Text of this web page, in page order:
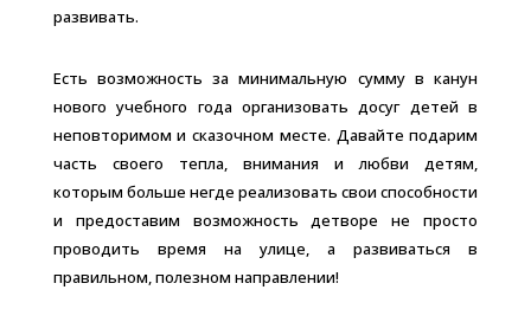
развивать.
Есть возможность за минимальную сумму в канун
нового учебного года организовать досуг детей в
неповторимом и сказочном месте. Давайте подарим
часть своего тепла, внимания и любви детям,
которым больше негде реализовать свои способности
и предоставим возможность детворе не просто
проводить время на улице, а развиваться в
правильном, полезном направлении!